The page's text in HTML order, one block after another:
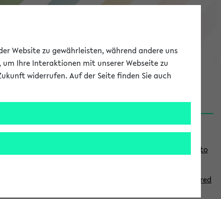
eKVV
S
d
Links
Use the combination search to
How to indicate courses offered
Website zu gewährleisten, während andere uns
um Ihre Interaktionen mit unserer Webseite zu
widerrufen. Auf der Seite finden Sie auch